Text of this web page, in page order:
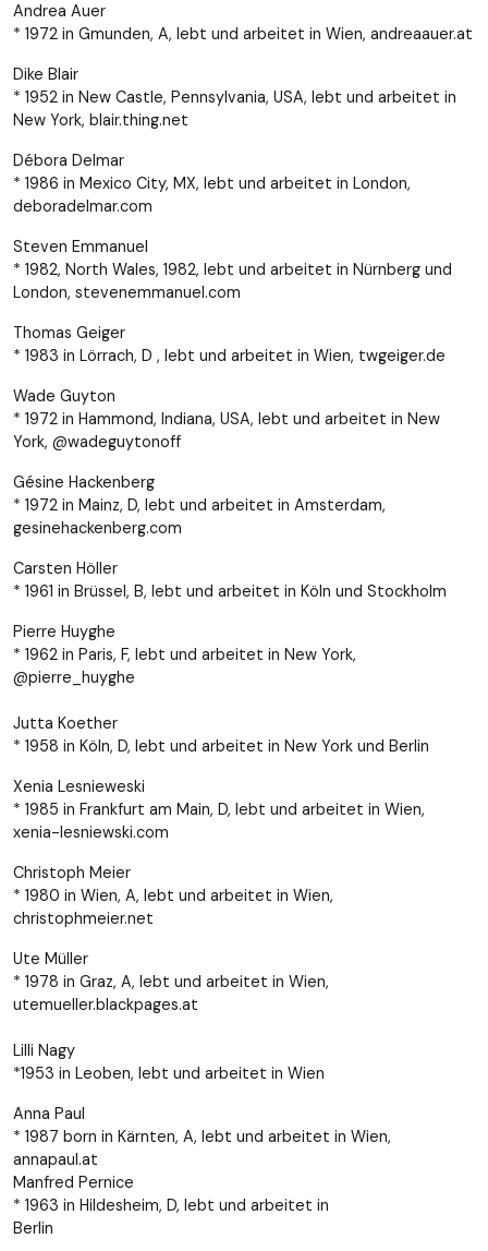
Andrea Auer
* 1972 in Gmunden, A, lebt und arbeitet in Wien, andreaauer.at
Dike Blair
* 1952 in New Castle, Pennsylvania, USA, lebt und arbeitet in
New York, blair.thing.net
Débora Delmar
* 1986 in Mexico City, MX, lebt und arbeitet in London,
deboradelmar.com
Steven Emmanuel
* 1982, North Wales, 1982, lebt und arbeitet in Nürnberg und
London, stevenemmanuel.com
Thomas Geiger
* 1983 in Lörrach, D , lebt und arbeitet in Wien, twgeiger.de
Wade Guyton
* 1972 in Hammond, Indiana, USA, lebt und arbeitet in New
York, @wadeguytonoff
Gésine Hackenberg
* 1972 in Mainz, D, lebt und arbeitet in Amsterdam,
gesinehackenberg.com
Carsten Höller
* 1961 in Brüssel, B, lebt und arbeitet in Köln und Stockholm
Pierre Huyghe
* 1962 in Paris, F, lebt und arbeitet in New York,
@pierre_huyghe
Jutta Koether
* 1958 in Köln, D, lebt und arbeitet in New York und Berlin
Xenia Lesnieweski
* 1985 in Frankfurt am Main, D, lebt und arbeitet in Wien,
xenia-lesniewski.com
Christoph Meier
* 1980 in Wien, A, lebt und arbeitet in Wien,
christophmeier.net
Ute Müller
* 1978 in Graz, A, lebt und arbeitet in Wien,
utemueller.blackpages.at
Lilli Nagy
*1953 in Leoben, lebt und arbeitet in Wien
Anna Paul
* 1987 born in Kärnten, A, lebt und arbeitet in Wien,
annapaul.at
Manfred Pernice
* 1963 in Hildesheim, D, lebt und arbeitet in
Berlin